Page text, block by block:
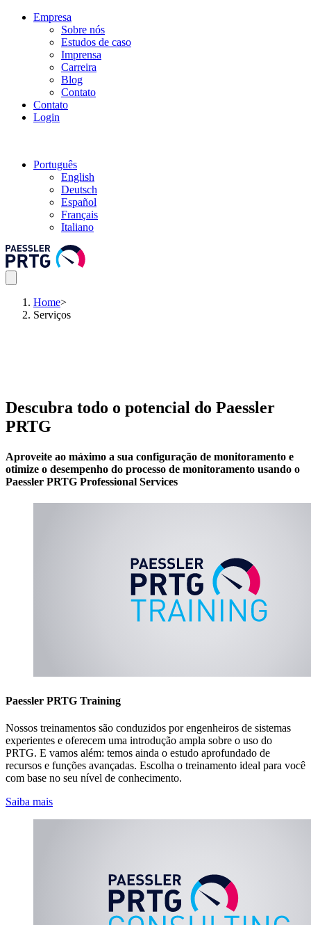
Empresa
Sobre nós
Estudos de caso
Imprensa
Carreira
Blog
Contato
Contato
Login
Português
English
Deutsch
Español
Français
Italiano
Home>
Serviços
Descubra todo o potencial do Paessler
PRTG
Aproveite ao máximo a sua configuração de monitoramento e
otimize o desempenho do processo de monitoramento usando o
Paessler PRTG Professional Services
Paessler PRTG Training
Nossos treinamentos são conduzidos por engenheiros de sistemas
experientes e oferecem uma introdução ampla sobre o uso do
PRTG. E vamos além: temos ainda o estudo aprofundado de
recursos e funções avançadas. Escolha o treinamento ideal para você
com base no seu nível de conhecimento.
Saiba mais